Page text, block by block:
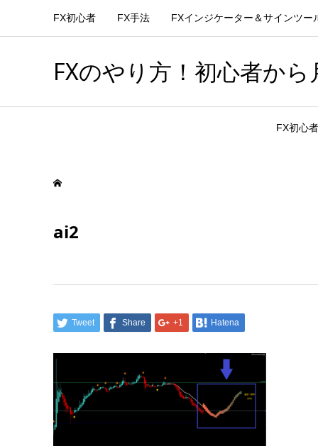
FX初心者 FX手法 FXインジケーター＆サインツー
FXのやり方！初心者か
FX初心者
ai2
Tweet Share +1 Hatena